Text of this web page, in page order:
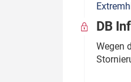
DB
Wegen